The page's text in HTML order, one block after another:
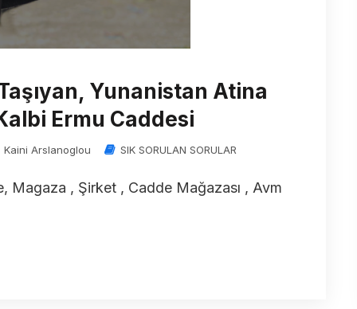
Taşıyan, Yunanistan Atina
Ermu Caddesi
Arslanoglou SIK SORULAN SORULAR
Magaza , Şirket , Cadde Mağazası , Avm